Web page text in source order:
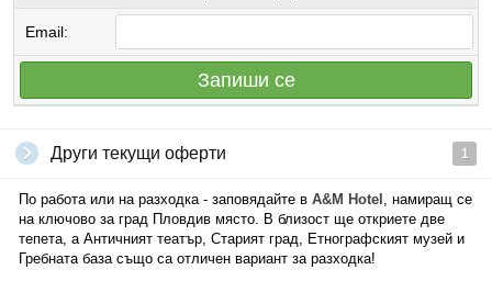
Email:
Запиши се
Други текущи оферти 1
По работа или на разходка - заповядайте в A&M Hotel , намиращ се
на ключово за град Пловдив място. В близост ще откриете две
тепета, а Античният театър, Старият град, Етнографският музей и
Гребната база също са отличен вариант за разходка!